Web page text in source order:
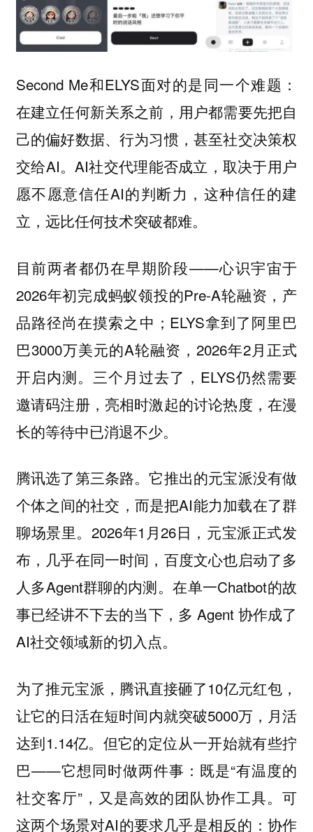
Second Me和ELYS面对的是同一个难题：
在建立任何新关系之前，用户都需要先把自
己的偏好数据、行为习惯，甚至社交决策权
交给AI。AI社交代理能否成立，取决于用户
愿不愿意信任AI的判断力，这种信任的建
立，远比任何技术突破都难。
目前两者都仍在早期阶段——心识宇宙于
2026年初完成蚂蚁领投的Pre-A轮融资，产
品路径尚在摸索之中；ELYS拿到了阿里巴
巴3000万美元的A轮融资，2026年2月正式
开启内测。三个月过去了，ELYS仍然需要
邀请码注册，亮相时激起的讨论热度，在漫
长的等待中已消退不少。
腾讯选了第三条路。它推出的元宝派没有做
个体之间的社交，而是把AI能力加载在了群
聊场景里。2026年1月26日，元宝派正式发
布，几乎在同一时间，百度文心也启动了多
人多Agent群聊的内测。在单一Chatbot的故
事已经讲不下去的当下，多 Agent 协作成了
AI社交领域新的切入点。
为了推元宝派，腾讯直接砸了10亿元红包，
让它的日活在短时间内就突破5000万，月活
达到1.14亿。但它的定位从一开始就有些拧
巴——它想同时做两件事：既是“有温度的
社交客厅”，又是高效的团队协作工具。可
这两个场景对AI的要求几乎是相反的：协作